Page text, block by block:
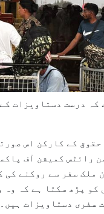
کہ درست دستاویزات
کے کارکن اس
رائٹس کمیشن آف
ملک سفر سے روکنے
کو پڑھ سکتا ہے کہ
سفری دستاویزات